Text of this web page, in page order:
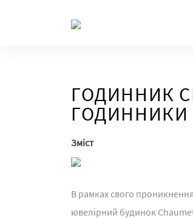
ГОДИННИК
ГОДИННИКИ
Зміст
В рамках свого
ювелірний будинок